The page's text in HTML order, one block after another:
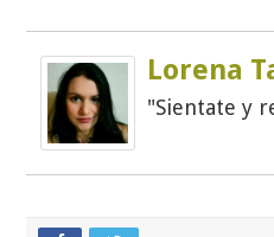
Lorena
"Sientate y